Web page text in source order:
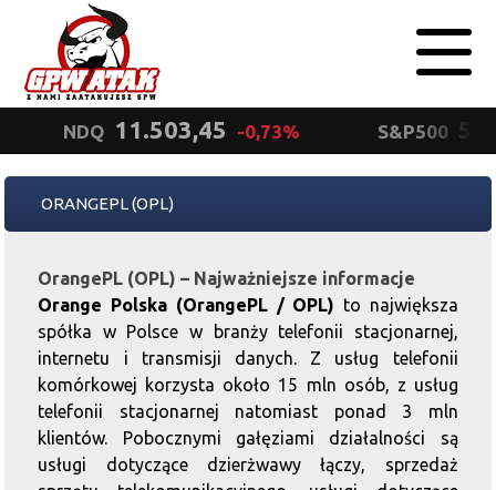
NDQ 11.503,45 -0,73% S&P500
ORANGEPL (OPL)
OrangePL (OPL) – Najważniejsze informacje
Orange Polska (OrangePL / OPL) to największa
spółka w Polsce w branży telefonii stacjonarnej,
internetu i transmisji danych. Z usług telefonii
komórkowej korzysta około 15 mln osób, z usług
telefonii stacjonarnej natomiast ponad 3 mln
klientów. Pobocznymi gałęziami działalności są
usługi dotyczące dzierżwawy łączy, sprzedaż
Wyrażam zgodę.